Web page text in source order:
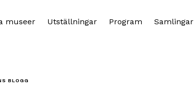
museer Utställningar Program Samlingar
BLOGG